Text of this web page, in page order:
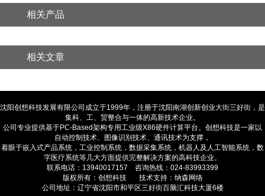
相关产品
相关文章
沈阳创想科技发展有限公司成立于1999年，注册于沈阳南湖创新创业大街三好街，是
集科、工、贸整合与一体的高新技术企业。
公司专业提供基于PC-Based架构专用工业级X86硬件计算平台。创想科技是一家以
自动控制技术、图像识别技术、通讯技术为支撑，
着眼于嵌入式产品系统，工业控制系统，数据采集系统，机器人及人工智能系统，数
字医疗系统等几大方面提供完整解决方案的高科技企业。
联系电话：13940017157 咨询热线：024-83993399
版权所有：创想科技 技术支持：纳森网络
公司地址：辽宁省沈阳市和平区三好街百脑汇科技大厦6楼